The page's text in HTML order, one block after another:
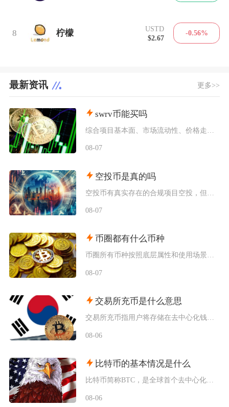
8 柠檬
USTD
$2.67
-0.56%
最新资讯 更多>>
swrv币能买吗
08-07
空投币是真的吗
08-07
币圈都有什么币种
币圈所有币种按照底层属性和使用场景，可以划分为价值存储币、公链原生币、稳定币、平台币、赛道
08-07
交易所充币是什么意思
08-06
比特币的基本情况是什么
08-06